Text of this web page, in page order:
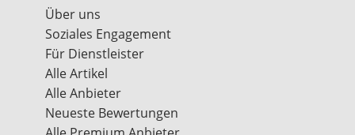
Über uns
Soziales Engagement
Für Dienstleister
Alle Artikel
Alle Anbieter
Neueste Bewertungen